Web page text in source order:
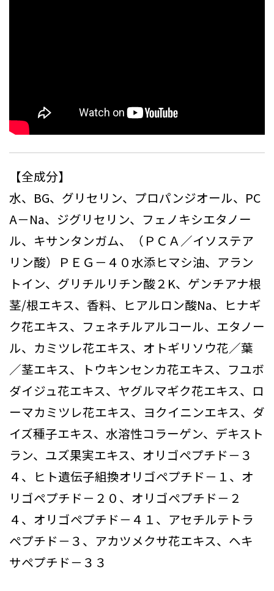
【全成分】
水、BG、グリセリン、プロパンジオール、PC
A－Na、ジグリセリン、フェノキシエタノー
ル、キサンタンガム、（ＰＣＡ／イソステア
リン酸）ＰＥＧ－４０水添ヒマシ油、アラン
トイン、グリチルリチン酸２K、ゲンチアナ根
茎/根エキス、香料、ヒアルロン酸Na、ヒナギ
ク花エキス、フェネチルアルコール、エタノー
ル、カミツレ花エキス、オトギリソウ花／葉
／茎エキス、トウキンセンカ花エキス、フユボ
ダイジュ花エキス、ヤグルマギク花エキス、ロ
ーマカミツレ花エキス、ヨクイニンエキス、ダ
イズ種子エキス、水溶性コラーゲン、デキスト
ラン、ユズ果実エキス、オリゴペプチド－３
４、ヒト遺伝子組換オリゴペプチド－１、オ
リゴペプチド－２０、オリゴペプチド－２
４、オリゴペプチド－４１、アセチルテトラ
ペプチド－３、アカツメクサ花エキス、ヘキ
サペプチド－３３